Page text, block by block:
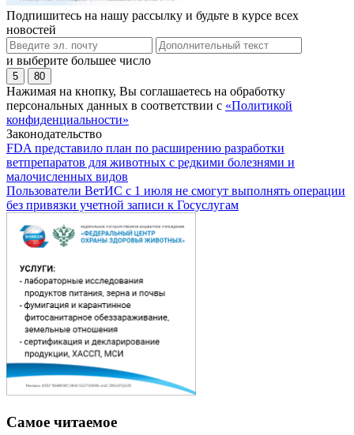
Подпишитесь на нашу рассылку и будьте в курсе всех
новостей
и выберите большее число
5 80
Нажимая на кнопку, Вы соглашаетесь на обработку
персональных данных в соответствии с «Политикой
конфиденциальности»
Законодательство
FDA представило план по расширению разработки
ветпрепаратов для животных с редкими болезнями и
малочисленных видов
Пользователи ВетИС с 1 июля не смогут выполнять операции
без привязки учетной записи к Госуслугам
Самое читаемое